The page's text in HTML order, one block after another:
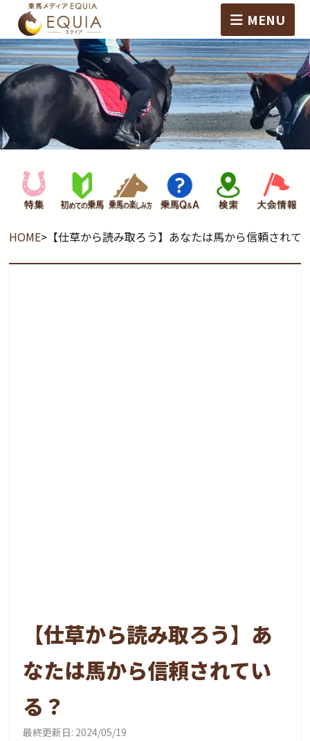
MENU
HOME> 【仕草から読み取ろう】あなたは馬から信頼されて
【仕草から読み取ろう】あ
なたは馬から信頼されてい
る？
最終更新日: 2024/05/19